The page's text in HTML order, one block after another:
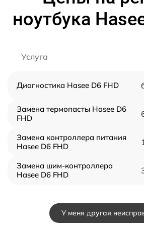
ноутбука
Услуга
Диагностика Hasee D6 FHD
Замена термопасты Hasee D6
FHD
Замена контроллера питания
Hasee D6 FHD
Замена шим-контроллера
Hasee D6 FHD
У меня другая